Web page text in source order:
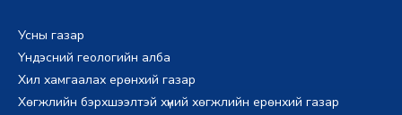
Усны газар
Үндэсний геологийн алба
Хил хамгаалах ерөнхий газар
Хөгжлийн бэрхшээлтэй хүний хөгжлийн ерөнхий газар